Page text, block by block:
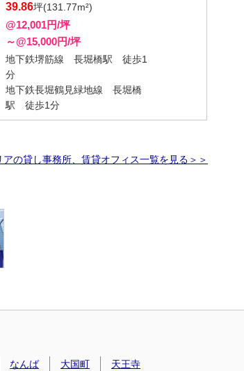
39.86坪(131.77m²)
@12,001円/坪
～@15,000円/坪
地下鉄堺筋線 長堀橋駅 徒歩1
分
地下鉄長堀鶴見緑地線 長堀橋
駅 徒歩1分
の貸し事務所、賃貸オフィス一覧を見る＞＞
なんば 大国町
天王寺